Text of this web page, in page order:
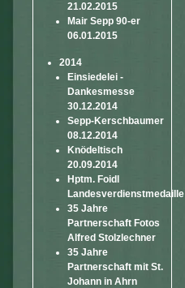
21.02.2015
Mair Sepp 90-er
06.01.2015
2014
Einsiedelei -
Dankesmesse
30.12.2014
Sepp-Kerschbaumer
08.12.2014
Knödeltisch
20.09.2014
Hptm. Foidl
Landesverdienstmedaille
35 Jahre
Partnerschaft Fotos
Alfred Stolzlechner
35 Jahre
Partnerschaft mit St.
Johann in Ahrn